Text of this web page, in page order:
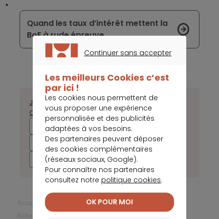
Quand les taux d’intérêt mettent la
BoE à rude épreuve
2025 2024 2023
2021
2020 2019
2018
2017
JanvierFévrierMarsAvrilMai Juin JuilletAoûtSeptembre
OctobreNovembreDécembre
Changer de banque
Continuer sans accepter
Les meilleurs Cookies c’est
par ici !
Les cookies nous permettent de
vous proposer une expérience
personnalisée et des publicités
adaptées à vos besoins.
Des partenaires peuvent déposer
des cookies complémentaires
(réseaux sociaux, Google).
Pour connaître nos partenaires
consultez notre politique cookies.
OK POUR MOI